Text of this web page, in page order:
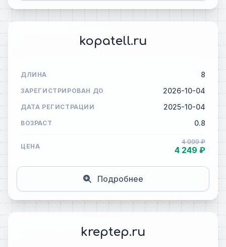
kopatell.ru
ДЛИНА 8
ЗАРЕГИСТРИРОВАН ДО 2026-10-04
ДАТА РЕГИСТРАЦИИ 2025-10-04
ВОЗРАСТ 0.8
ЦЕНА
4 999 ₽
4 249 ₽
Подробнее
kreptep.ru